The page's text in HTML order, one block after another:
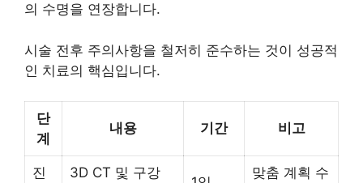
의 수명을 연장합니다.
시술 전후 주의사항을 철저히 준수하는 것이 성공적
인 치료의 핵심입니다.
단
계
내용 기간 비고
진 3D CT 및 구강 맞춤 계획 수